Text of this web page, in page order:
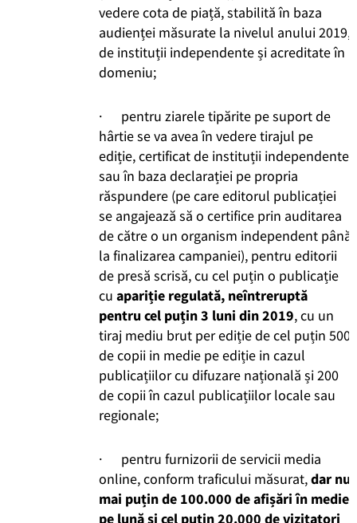
vedere cota de piață, stabilită în baza
audienței măsurate la nivelul anului 2019,
de instituții independente și acreditate în
domeniu;
· pentru ziarele tipărite pe suport de
hârtie se va avea în vedere tirajul pe
ediție, certificat de instituții independente
sau în baza declarației pe propria
răspundere (pe care editorul publicației
se angajează să o certifice prin auditarea
de către o un organism independent până
la finalizarea campaniei), pentru editorii
de presă scrisă, cu cel puțin o publicație
cu apariție regulată, neîntreruptă
pentru cel puțin 3 luni din 2019, cu un
tiraj mediu brut per ediție de cel puțin 500
de copii in medie pe ediție in cazul
publicațiilor cu difuzare națională și 200
de copii în cazul publicațiilor locale sau
regionale;
· pentru furnizorii de servicii media
online, conform traficului măsurat,dar nu
mai puțin de 100.000 de afișări în medie
pe lună și cel puțin 20.000 de vizitatori